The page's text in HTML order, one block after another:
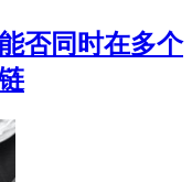
否同时在多个